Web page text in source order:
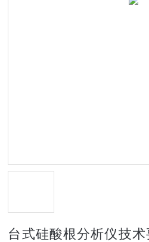
台式硅酸根分析仪技